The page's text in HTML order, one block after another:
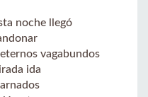
noche llegó
vagabundos
ida